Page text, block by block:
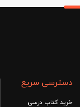
شرکت در آزمون های
و نمونه
دسترسی سریع
خرید کتاب درسی